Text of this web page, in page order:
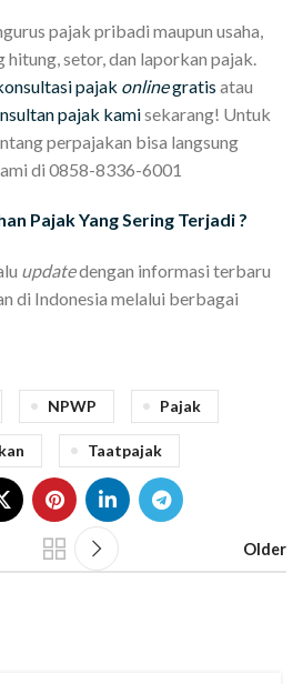
pajak pribadi maupun usaha,
hitung, setor, dan laporkan pajak.
pajak onlinegratis atau
pajak kamisekarang! Untuk
perpajakan bisa langsung
di 0858-8336-6001
Pajak Yang Sering Terjadi ?
updatedengan informasi terbaru
di Indonesia melalui berbagai
NPWP Pajak
Taatpajak
Older